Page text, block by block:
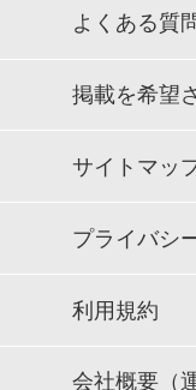
よくある質
掲載を希望
サイトマッ
プライバシ
利用規約
会社概要（